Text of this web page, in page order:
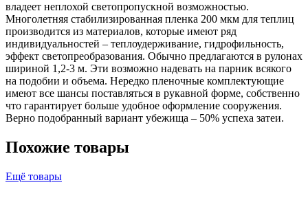
владеет неплохой светопропускной возможностью.
Многолетняя стабилизированная пленка 200 мкм для теплиц
производится из материалов, которые имеют ряд
индивидуальностей – теплоудерживание, гидрофильность,
эффект светопреобразования. Обычно предлагаются в рулонах
шириной 1,2-3 м. Эти возможно надевать на парник всякого
на подобии и объема. Нередко пленочные комплектующие
имеют все шансы поставляться в рукавной форме, собственно
что гарантирует больше удобное оформление сооружения.
Верно подобранный вариант убежища – 50% успеха затеи.
Похожие товары
Ещё товары